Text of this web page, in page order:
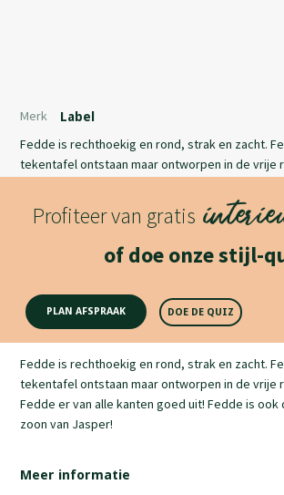
Fedde is rechthoekig en rond, strak en zacht.
tekentafel ontstaan maar ontworpen in de vrije
zoon van Jasper!
Lees meer
Merk Label
Profiteer van gratis
of doe onze stijl-
PLAN AFSPRAAK DOE DE QUIZ
Productomschrijving
Fedde is rechthoekig en rond, strak en zacht.
tekentafel ontstaan maar ontworpen in de vrije
Fedde er van alle kanten goed uit! Fedde is ook
zoon van Jasper!
Meer informatie